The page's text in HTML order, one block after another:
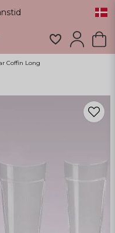
Coffin Long